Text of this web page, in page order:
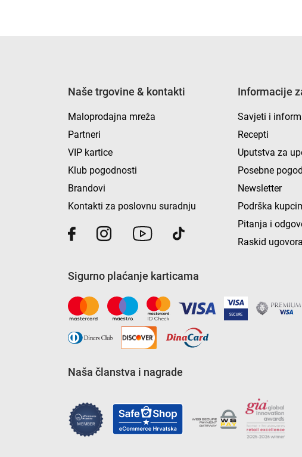
Naše trgovine & kontakti
Maloprodajna mreža
Partneri
VIP kartice
Klub pogodnosti
Brandovi
Kontakti za poslovnu suradnju
Informacije
Savjeti i
Recepti
Uputstva za
Posebne
Newsletter
Podrška
Pitanja i
Raskid ugovora
Sigurno plaćanje karticama
Naša članstva i nagrade